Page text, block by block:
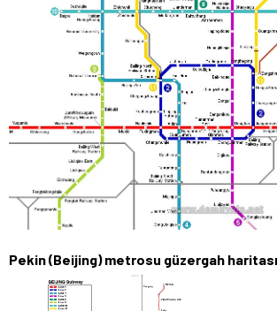
Pekin (Beijing) metrosu güzergah